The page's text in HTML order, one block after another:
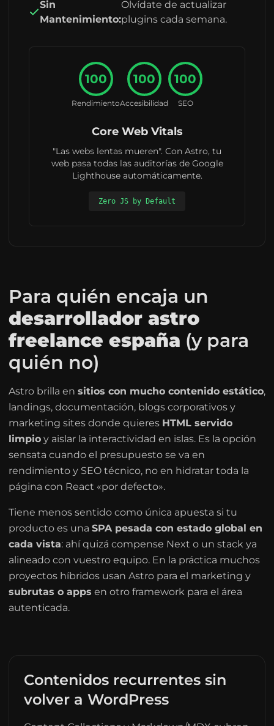
Sin
Mantenimiento:
Olvídate de actualizar
plugins cada semana.
100
Rendimiento
100
Accesibilidad
100
SEO
Core Web Vitals
"Las webs lentas mueren". Con Astro, tu
web pasa todas las auditorías de Google
Lighthouse automáticamente.
Zero JS by Default
Para quién encaja un
desarrollador astro
freelance españa (y para
quién no)
Astro brilla en sitios con mucho contenido estático,
landings, documentación, blogs corporativos y
marketing sites donde quieres HTML servido
limpioy aislar la interactividad en islas. Es la opción
sensata cuando el presupuesto se va en
rendimiento y SEO técnico, no en hidratar toda la
página con React «por defecto».
Tiene menos sentido como única apuesta si tu
producto es una SPA pesada con estado global en
cada vista: ahí quizá compense Next o un stack ya
alineado con vuestro equipo. En la práctica muchos
proyectos híbridos usan Astro para el marketing y
subrutas o apps en otro framework para el área
autenticada.
Contenidos recurrentes sin
volver a WordPress